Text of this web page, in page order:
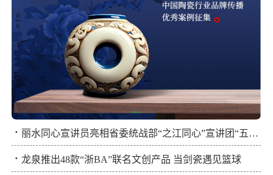
· 丽水同心宣讲员亮相省委统战部“之江同心”宣讲团“五进三走”活动
· 龙泉推出48款“浙BA”联名文创产品 当剑瓷遇见篮球